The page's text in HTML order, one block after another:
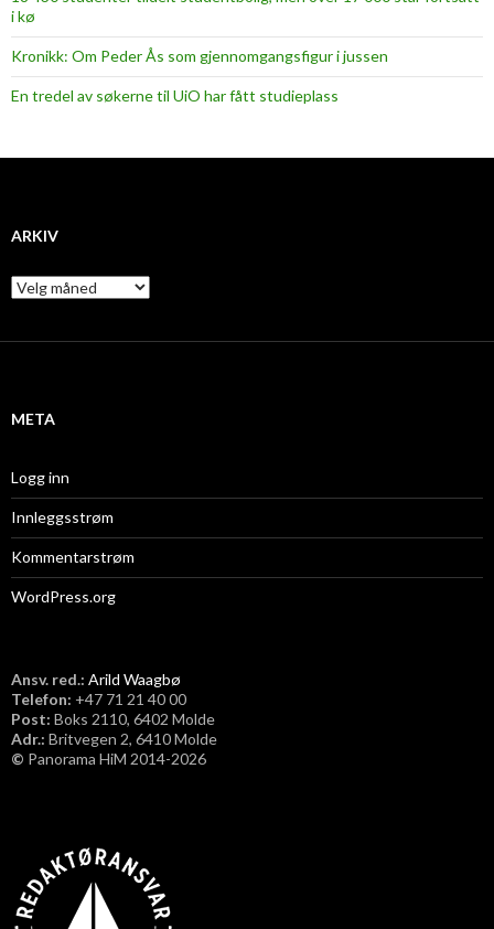
i kø
Kronikk: Om Peder Ås som gjennomgangsfigur i jussen
En tredel av søkerne til UiO har fått studieplass
ARKIV
A
r
i
META
Logg inn
Innleggsstrøm
Kommentarstrøm
WordPress.org
Ansv. red.: Arild Waagbø
Telefon: ​+47 71 21 40 00
Post: Boks 2110, 6402 Molde
Adr.: Britvegen 2, 6410 Molde
© Panorama HiM 2014-2026